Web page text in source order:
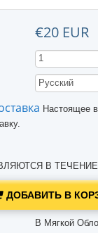
€20 EUR
Настоящее
В
ДОБАВИТЬ В
В Мягкой